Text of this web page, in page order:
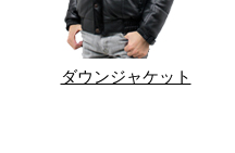
ダウンジャケット